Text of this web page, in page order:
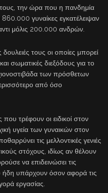
την ώρα που η πανδημία
γυναίκες εγκατέλειψαν
μόλις 200.000 ανδρών.
τους οι οποίες μπορεί
σωματικές διεξόδους για το
των πρόσθετων
από όσο
τρέφουν οι ειδικοί στον
υγεία των γυναικών στον
τις μελλοντικές γενιές
στόχους, ιδίως αν θέλουν
να επιδεινώσει τις
ήδη υπάρχουν όσον αφορά τις
εργασίας.